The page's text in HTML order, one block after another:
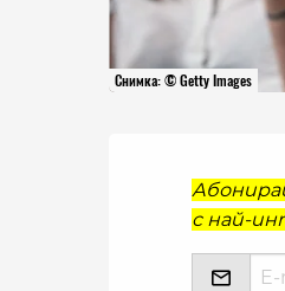
Снимка: © Getty Images
с най-